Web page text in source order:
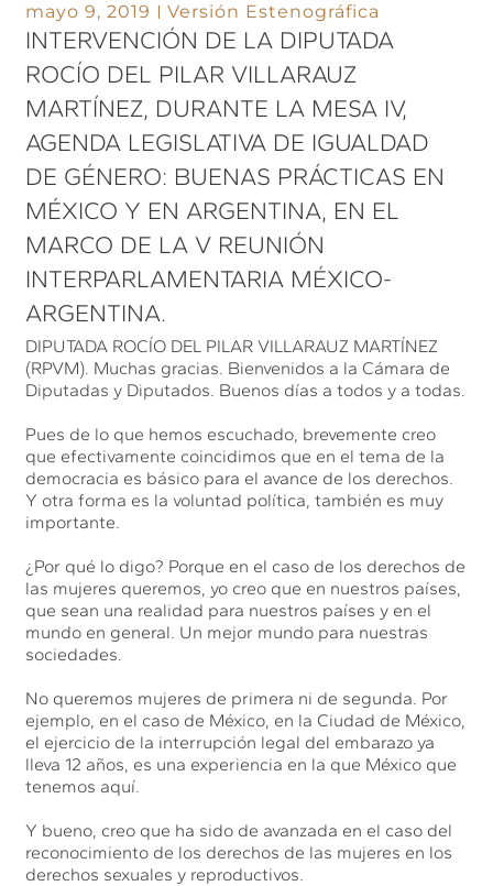
mayo 9, 2019 Versión Estenográfica
INTERVENCIÓN DE LA DIPUTADA
ROCÍO DEL PILAR VILLARAUZ
MARTÍNEZ, DURANTE LA MESA IV,
AGENDA LEGISLATIVA DE IGUALDAD
DE GÉNERO: BUENAS PRÁCTICAS EN
MÉXICO Y EN ARGENTINA, EN EL
MARCO DE LA V REUNIÓN
INTERPARLAMENTARIA MÉXICO-
ARGENTINA.
DIPUTADA ROCÍO DEL PILAR VILLARAUZ MARTÍNEZ
(RPVM). Muchas gracias. Bienvenidos a la Cámara de
Diputadas y Diputados. Buenos días a todos y a todas.
Pues de lo que hemos escuchado, brevemente creo
que efectivamente coincidimos que en el tema de la
democracia es básico para el avance de los derechos.
Y otra forma es la voluntad política, también es muy
importante.
¿Por qué lo digo? Porque en el caso de los derechos de
las mujeres queremos, yo creo que en nuestros países,
que sean una realidad para nuestros países y en el
mundo en general. Un mejor mundo para nuestras
sociedades.
No queremos mujeres de primera ni de segunda. Por
ejemplo, en el caso de México, en la Ciudad de México,
el ejercicio de la interrupción legal del embarazo ya
lleva 12 años, es una experiencia en la que México que
tenemos aquí.
Y bueno, creo que ha sido de avanzada en el caso del
reconocimiento de los derechos de las mujeres en los
derechos sexuales y reproductivos.